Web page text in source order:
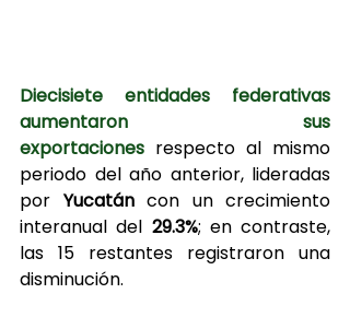
Diecisiete entidades federativas
aumentaron sus
exportaciones respecto al mismo
periodo del año anterior, lideradas
por Yucatán con un crecimiento
interanual del 29.3%; en contraste,
las 15 restantes registraron una
disminución.